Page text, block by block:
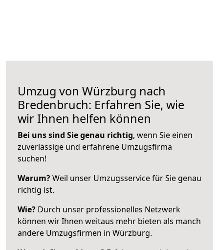
Umzug von Würzburg nach
Bredenbruch: Erfahren Sie, wie
wir Ihnen helfen können
Bei uns sind Sie genau richtig, wenn Sie einen
zuverlässige und erfahrene Umzugsfirma
suchen!
Warum?Weil unser Umzugsservice für Sie genau
richtig ist.
Wie? Durch unser professionelles Netzwerk
können wir Ihnen weitaus mehr bieten als manch
andere Umzugsfirmen in Würzburg.